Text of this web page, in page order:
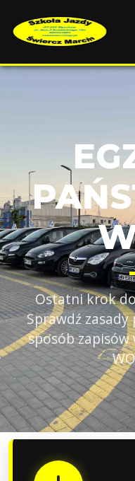
Ostatni krok
Sprawdź
sposób zapisów